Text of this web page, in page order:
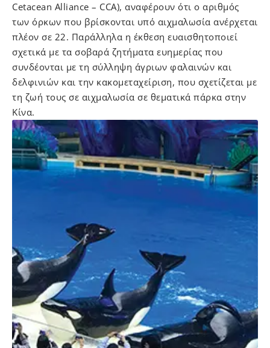
Cetacean Alliance – CCA), αναφέρουν ότι ο αριθμός
των όρκων που βρίσκονται υπό αιχμαλωσία ανέρχεται
πλέον σε 22. Παράλληλα η έκθεση ευαισθητοποιεί
σχετικά με τα σοβαρά ζητήματα ευημερίας που
συνδέονται με τη σύλληψη άγριων φαλαινών και
δελφινιών και την κακομεταχείριση, που σχετίζεται με
τη ζωή τους σε αιχμαλωσία σε θεματικά πάρκα στην
Κίνα.